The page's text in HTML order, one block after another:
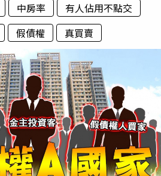
中房率
有人佔用不點交
假債權 真買賣